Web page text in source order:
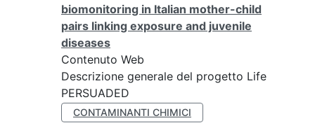
biomonitoring in Italian mother-child
pairs linking exposure and juvenile
diseases
Contenuto Web
Descrizione generale del progetto Life
PERSUADED
CONTAMINANTI CHIMICI